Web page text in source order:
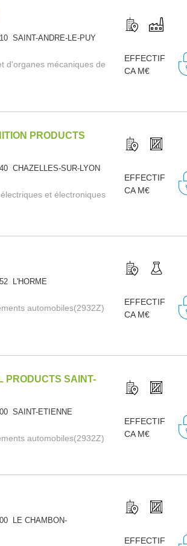
SAINT-ANDRE-LE-PUY
d'organes mécaniques de
EFFECTIF
CA M€
PRODUCTS
CHAZELLES-SUR-LYON
et électroniques
EFFECTIF
CA M€
L'HORME
automobiles(2932Z)
EFFECTIF
CA M€
PRODUCTS SAINT-
SAINT-ETIENNE
automobiles(2932Z)
EFFECTIF
CA M€
LE CHAMBON-
EFFECTIF